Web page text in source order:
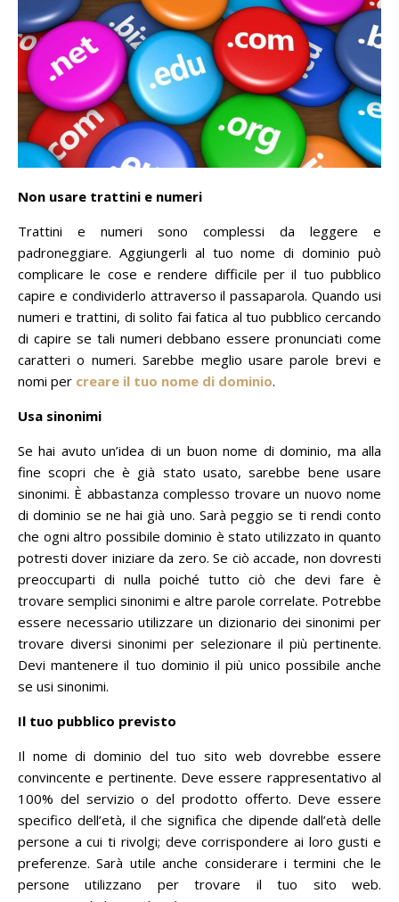
Non usare trattini e numeri
Trattini e numeri sono complessi da leggere e
padroneggiare. Aggiungerli al tuo nome di dominio può
complicare le cose e rendere difficile per il tuo pubblico
capire e condividerlo attraverso il passaparola.Quando usi
numeri e trattini, di solito fai fatica al tuo pubblico cercando
di capire se tali numeri debbano essere pronunciati come
caratteri o numeri.Sarebbe meglio usare parole brevi e
nomi per creare il tuo nome di dominio.
Usa sinonimi
Se hai avuto un’idea di un buon nome di dominio, ma alla
fine scopri che è già stato usato, sarebbe bene usare
sinonimi. È abbastanza complesso trovare un nuovo nome
di dominio se ne hai già uno. Sarà peggio se ti rendi conto
che ogni altro possibile dominio è stato utilizzato in quanto
potresti dover iniziare da zero.Se ciò accade, non dovresti
preoccuparti di nulla poiché tutto ciò che devi fare è
trovare semplici sinonimi e altre parole correlate. Potrebbe
essere necessario utilizzare un dizionario dei sinonimi per
trovare diversi sinonimi per selezionare il più pertinente.
Devi mantenere il tuo dominio il più unico possibile anche
se usi sinonimi.
Il tuo pubblico previsto
Il nome di dominio del tuo sito web dovrebbe essere
convincente e pertinente. Deve essere rappresentativo al
100% del servizio o del prodotto offerto. Deve essere
specifico dell’età, il che significa che dipende dall’età delle
persone a cui ti rivolgi; deve corrispondere ai loro gusti e
preferenze.Sarà utile anche considerare i termini che le
persone utilizzano per trovare il tuo sito web.